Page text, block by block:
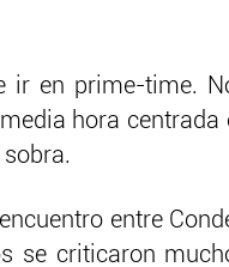
ir en prime-time.
hora
entre
se criticaron